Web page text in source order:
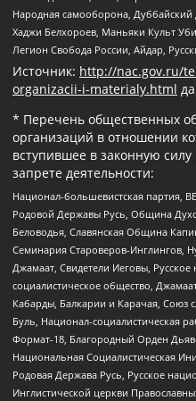
Народная самооборона, Дуббайский
Хаджи Белхороев, Маньяки Культ
Легион Свобода России, Айдар,
Источник: http://nac.gov.ru/
organizacii-i-materialy.html
* Перечень общественных
организаций в отношении
вступившее в законную
запрете деятельности:
Национал-большевистская партия,
Родовой Державы Русь, Община
Беловодья, Славянская Община
Семинария Староверов-Инглингов,
Джамаат, Свидетели Иеговы,
социалистическое общество,
Кабарды, Балкарии и Карачая, Союз
Буль, Национал-социалистическая
Формат-18, Благородный Орден
Национальная Социалистическая
Родовая Держава Русь, Русское
Инглистической церкви